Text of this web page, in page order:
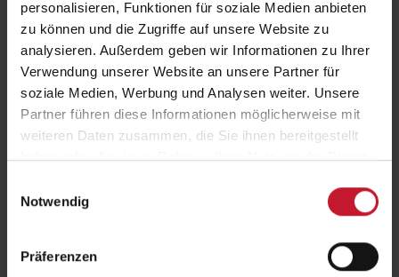
personalisieren, Funktionen für soziale Medien anbieten
zu können und die Zugriffe auf unsere Website zu
analysieren. Außerdem geben wir Informationen zu Ihrer
Verwendung unserer Website an unsere Partner für
soziale Medien, Werbung und Analysen weiter. Unsere
Partner führen diese Informationen möglicherweise mit
weiteren Daten zusammen, die Sie ihnen bereitgestellt
haben oder die sie im Rahmen Ihrer Nutzung der Dienste
Notwendig
Präferenzen
Management,
Training,
Mental/Coaching,
Ernährung,
Betriebliches Gesundheitsmanagement (BGM) und
Marktforschung,
die für unterschiedliche Interessensschwerpunkte praxisorientierten
Fachinput bieten.
Hambüchensein, der seine Erfahrungen zur Erbringung von
Ein Kongress, der mit Expertise, Know-how und